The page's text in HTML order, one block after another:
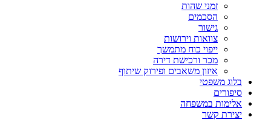
זמני שהות
הסכמים
גישור
צוואות וירושות
ייפוי כוח מתמשך
מכר ורכישת דירה
איזון משאבים ופירוק שיתוף
בלוג משפטי
סיפורים
אלימות במשפחה
יצירת קשר